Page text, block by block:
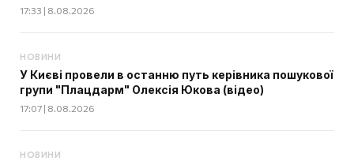
17:33 | 8.08.2026
НОВИНИ
У Києві провели в останню путь керівника пошукової
групи "Плацдарм" Олексія Юкова (відео)
17:07 | 8.08.2026
НОВИНИ